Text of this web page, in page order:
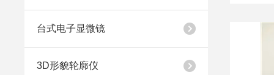
台式电子显微镜
3D形貌轮廓仪